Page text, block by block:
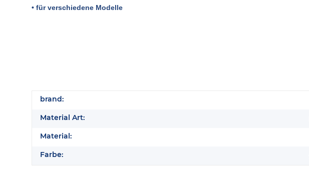
• für verschiedene Modelle
brand:
Material Art:
Material:
Farbe: